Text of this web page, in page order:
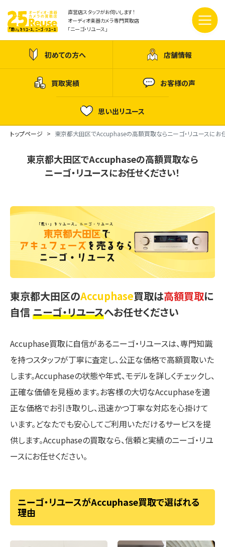
直営店スタッフがお伺いします！
オーディオ楽器カメラ専門買取店
「ニーゴ・リユース」
初めての方へ 店舗情報
買取実績 お客様の声
思い出リユース
トップページ 東京都大田区でAccuphaseの高額買取ならニーゴ・リユースにお
東京都大田区でAccuphaseの高額買取なら
ニーゴ・リユースにお任せください！
東京都大田区のAccuphase買取は高額買取に
自信 ニーゴ・リユースへお任せください
Accuphase買取に自信があるニーゴ・リユースは、専門知識
を持つスタッフが丁寧に査定し、公正な価格で高額買取いた
します。Accuphaseの状態や年式、モデルを詳しくチェックし、
正確な価値を見極めます。お客様の大切なAccuphaseを適
正な価格でお引き取りし、迅速かつ丁寧な対応を心掛けて
います。どなたでも安心してご利用いただけるサービスを提
供します。Accuphaseの買取なら、信頼と実績のニーゴ・リユ
ースにお任せください。
ニーゴ・リユースがAccuphase買取で選ばれる
理由